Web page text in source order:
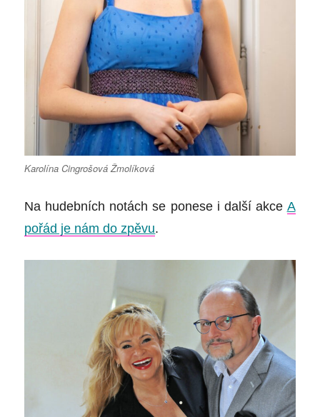
Karolína Cingrošová Žmolíková
Na hudebních notách se ponese i další akce A
pořád je nám do zpěvu.